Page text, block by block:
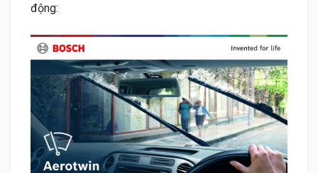
động: